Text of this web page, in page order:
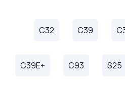
C32 C39
C39E+ C93 S25